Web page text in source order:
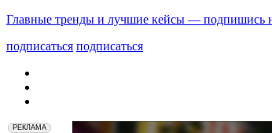
Главные тренды и лучшие кейсы — подпишись
подписаться подписаться
РЕКЛАМА